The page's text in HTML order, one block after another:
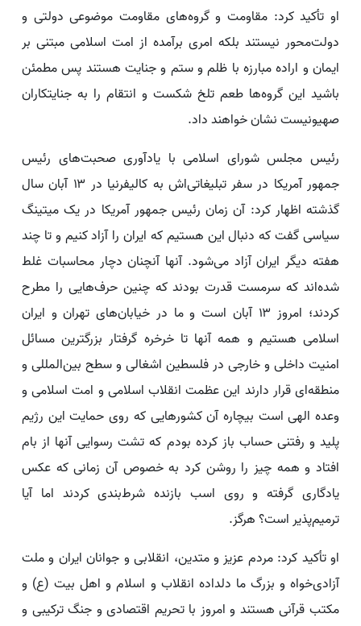
او تأکید کرد: مقاومت و گروه‌های مقاومت موضوعی دولتی و
دولت‌محور نیستند بلکه امری برآمده از امت اسلامی مبتنی بر
ایمان و اراده مبارزه با ظلم و ستم و جنایت هستند پس مطمئن
باشید این گروه‌ها طعم تلخ شکست و انتقام را به جنایتکاران
صهیونیست نشان خواهند داد.
رئیس مجلس شورای اسلامی با یادآوری صحبت‌های رئیس
جمهور آمریکا در سفر تبلیغاتی‌اش به کالیفرنیا در ۱۳ آبان‌ سال
گذشته اظهار کرد: آن زمان رئیس جمهور آمریکا در یک میتینگ
سیاسی گفت که دنبال این هستیم که ایران را آزاد کنیم و تا چند
هفته دیگر ایران آزاد می‌شود. آنها آنچنان دچار محاسبات غلط
شده‌اند که سرمست قدرت بودند که چنین حرف‌هایی را مطرح
کردند؛ امروز ۱۳ آبان است و ما در خیابان‌های تهران و ایران
اسلامی هستیم و همه آنها تا خرخره گرفتار بزرگترین مسائل
امنیت داخلی و خارجی در فلسطین اشغالی و سطح بین‌المللی و
منطقه‌ای قرار دارند این عظمت انقلاب اسلامی و امت اسلامی و
وعده الهی است بیچاره آن کشورهایی که روی حمایت این رژیم
پلید و رفتنی حساب باز کرده بودم که تشت رسوایی آنها از بام
افتاد و همه چیز را روشن کرد به خصوص آن زمانی که عکس
یادگاری گرفته و روی اسب بازنده شرط‌بندی کردند اما آیا
ترمیم‌پذیر است؟ هرگز.
او تأکید کرد: مردم عزیز و متدین، انقلابی و جوانان ایران و ملت
آزادی‌خواه و بزرگ ما دلداده انقلاب و اسلام و اهل بیت (ع) و
مکتب قرآنی هستند و امروز با تحریم اقتصادی و جنگ ترکیبی و